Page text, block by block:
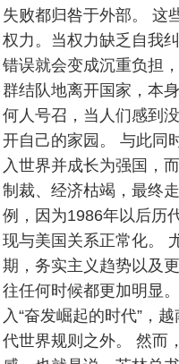
失败都归咎于外部。 这
权力。当权力缺乏自我
错误就会变成沉重负担
群结队地离开国家，本
何人号召，当人们感到
开自己的家园。 与此同
入世界并成长为强国，
制裁、经济枯竭，最终
例，因为1986年以后历
现与美国关系正常化。
期，务实主义趋势以及
往任何时候都更加明显
入“奋发崛起的时代”，
代世界规则之外。 然而